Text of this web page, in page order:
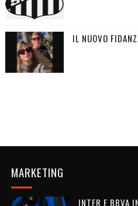
IL NUOVO
MARKETING
INTER E BBVA